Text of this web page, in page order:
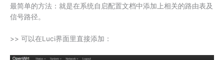
最简单的方法：就是在系统自启配置文档中添加上相关的路由表及
信号路径。
>> 可以在Luci界面里直接添加：